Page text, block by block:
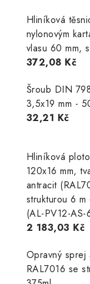
Hliníková
nylonovým
vlasu 60 mm,
372,08 Kč
Šroub DIN
3,5x19 mm -
32,21 Kč
Hliníková
120x16 mm,
antracit
strukturou 6 m
(AL-PV12-AS-
2 183,03 Kč
Opravný sprej
RAL7016 se